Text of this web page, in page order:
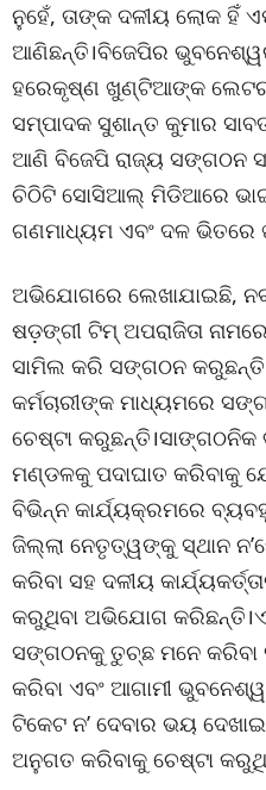
ନୁହେଁ, ତାଙ୍କ ଦଳୀୟ ଲୋକ
ଆଣିଛନ୍ତି।ବିଜେପିର
ହରେକୃଷ୍ଣ ଖୁଣ୍ଟିଆଙ୍କ ଲେଟର
ସମ୍ପାଦକ ସୁଶାନ୍ତ କୁମାର
ଆଣି ବିଜେପି ରାଜ୍ୟ ସଙ୍ଗଠନ
ଚିଠିଟି ସୋସିଆଲ୍ ମିଡିଆରେ
ଗଣମାଧ୍ୟମ ଏବଂ ଦଳ ଭିତରେ
ଅଭିଯୋଗରେ ଲେଖାଯାଇଛି, ନବ
ଷଡ଼ଙ୍ଗୀ ଟିମ୍ ଅପରାଜିତା
ସାମିଲ କରି ସଙ୍ଗଠନ
କର୍ମଚାରୀଙ୍କ ମାଧ୍ୟମରେ
ଚେଷ୍ଟା କରୁଛନ୍ତି।ସାଙ୍ଗଠନିକ
ମଣ୍ଡଳକୁ ପଦାଘାତ କରିବାକୁ
ବିଭିନ୍ନ କାର୍ଯ୍ୟକ୍ରମରେ
ଜିଲ୍ଲା ନେତୃତ୍ୱଙ୍କୁ ସ୍ଥାନ
କରିବା ସହ ଦଳୀୟ
କରୁଥିବା ଅଭିଯୋଗ
ସଙ୍ଗଠନକୁ ତୁଚ୍ଛ ମନେ କରିବା
କରିବା ଏବଂ ଆଗାମୀ
ଟିକେଟ ନ’ ଦେବାର ଭୟ
ଅନୁଗତ କରିବାକୁ ଚେଷ୍ଟା